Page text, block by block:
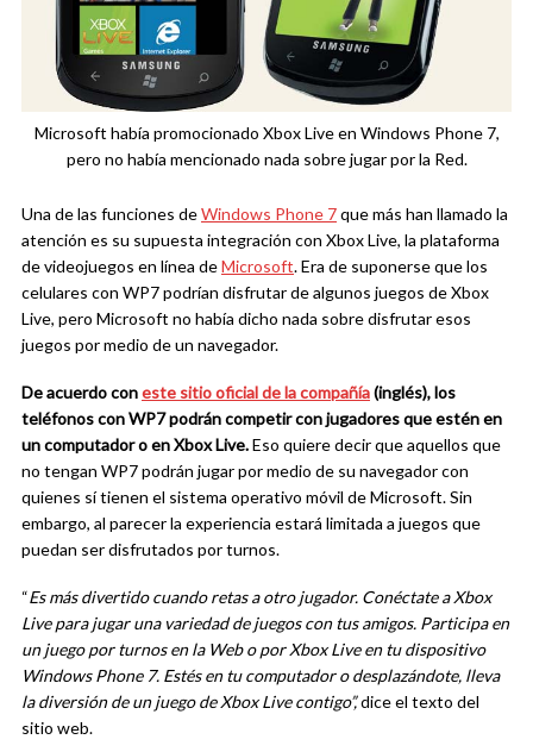
Microsoft había promocionado Xbox Live en Windows Phone 7,
pero no había mencionado nada sobre jugar por la Red.
Una de las funciones deWindows Phone 7que más han llamado la
atención es su supuesta integración con Xbox Live, la plataforma
de videojuegos en línea deMicrosoft. Era de suponerse que los
celulares con WP7 podrían disfrutar de algunos juegos de Xbox
Live, pero Microsoft no había dicho nada sobre disfrutar esos
juegos por medio de un navegador.
De acuerdo coneste sitio oficial de la compañía(inglés), los
teléfonos con WP7 podrán competir con jugadores que estén en
un computador o en Xbox Live.Eso quiere decir que aquellos que
no tengan WP7 podrán jugar por medio de su navegador con
quienes sí tienen el sistema operativo móvil de Microsoft. Sin
embargo, al parecer la experiencia estará limitada a juegos que
puedan ser disfrutados por turnos.
“Es más divertido cuando retas a otro jugador. Conéctate a Xbox
Live para jugar una variedad de juegos con tus amigos. Participa en
un juego por turnos en la Web o por Xbox Live en tu dispositivo
Windows Phone 7. Estés en tu computador o desplazándote, lleva
la diversión de un juego de Xbox Live contigo”,dice el texto del
sitio web.